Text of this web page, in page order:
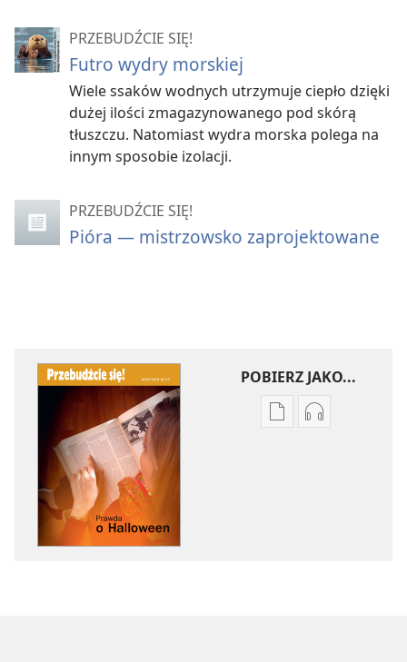
PRZEBUDŹCIE SIĘ!
Futro wydry morskiej
Wiele ssaków wodnych utrzymuje ciepło dzięki
dużej ilości zmagazynowanego pod skórą
tłuszczu. Natomiast wydra morska polega na
innym sposobie izolacji.
PRZEBUDŹCIE SIĘ!
Pióra — mistrzowsko zaprojektowane
POBIERZ JAKO...
UstawieniaUstawienia